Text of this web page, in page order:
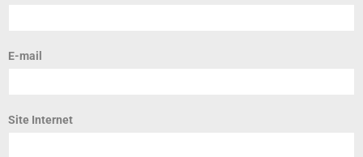
E-mail
Site Internet